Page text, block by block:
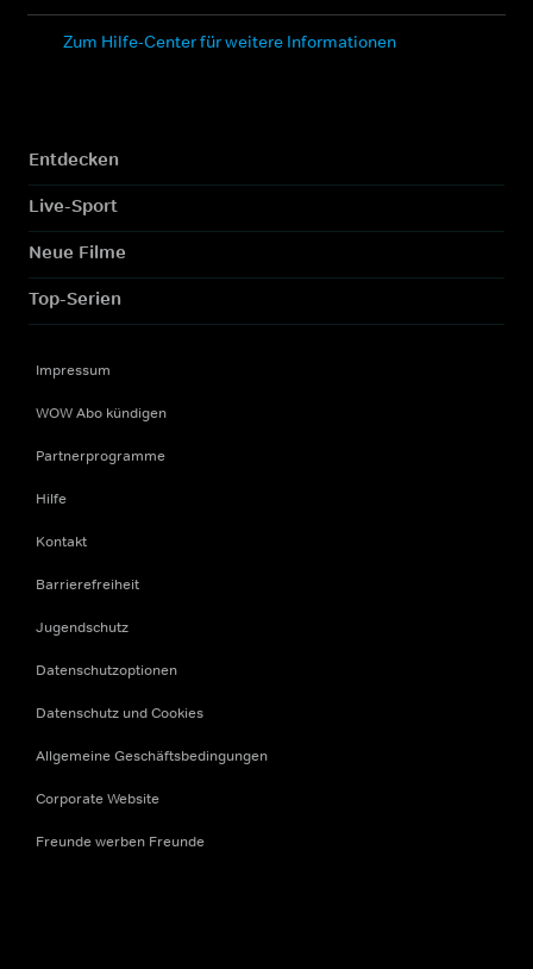
Zum Hilfe-Center für weitere Informationen
Entdecken
Live-Sport
Neue Filme
Top-Serien
Impressum
WOW Abo kündigen
Partnerprogramme
Hilfe
Kontakt
Barrierefreiheit
Jugendschutz
Datenschutzoptionen
Datenschutz und Cookies
Allgemeine Geschäftsbedingungen
Corporate Website
Freunde werben Freunde